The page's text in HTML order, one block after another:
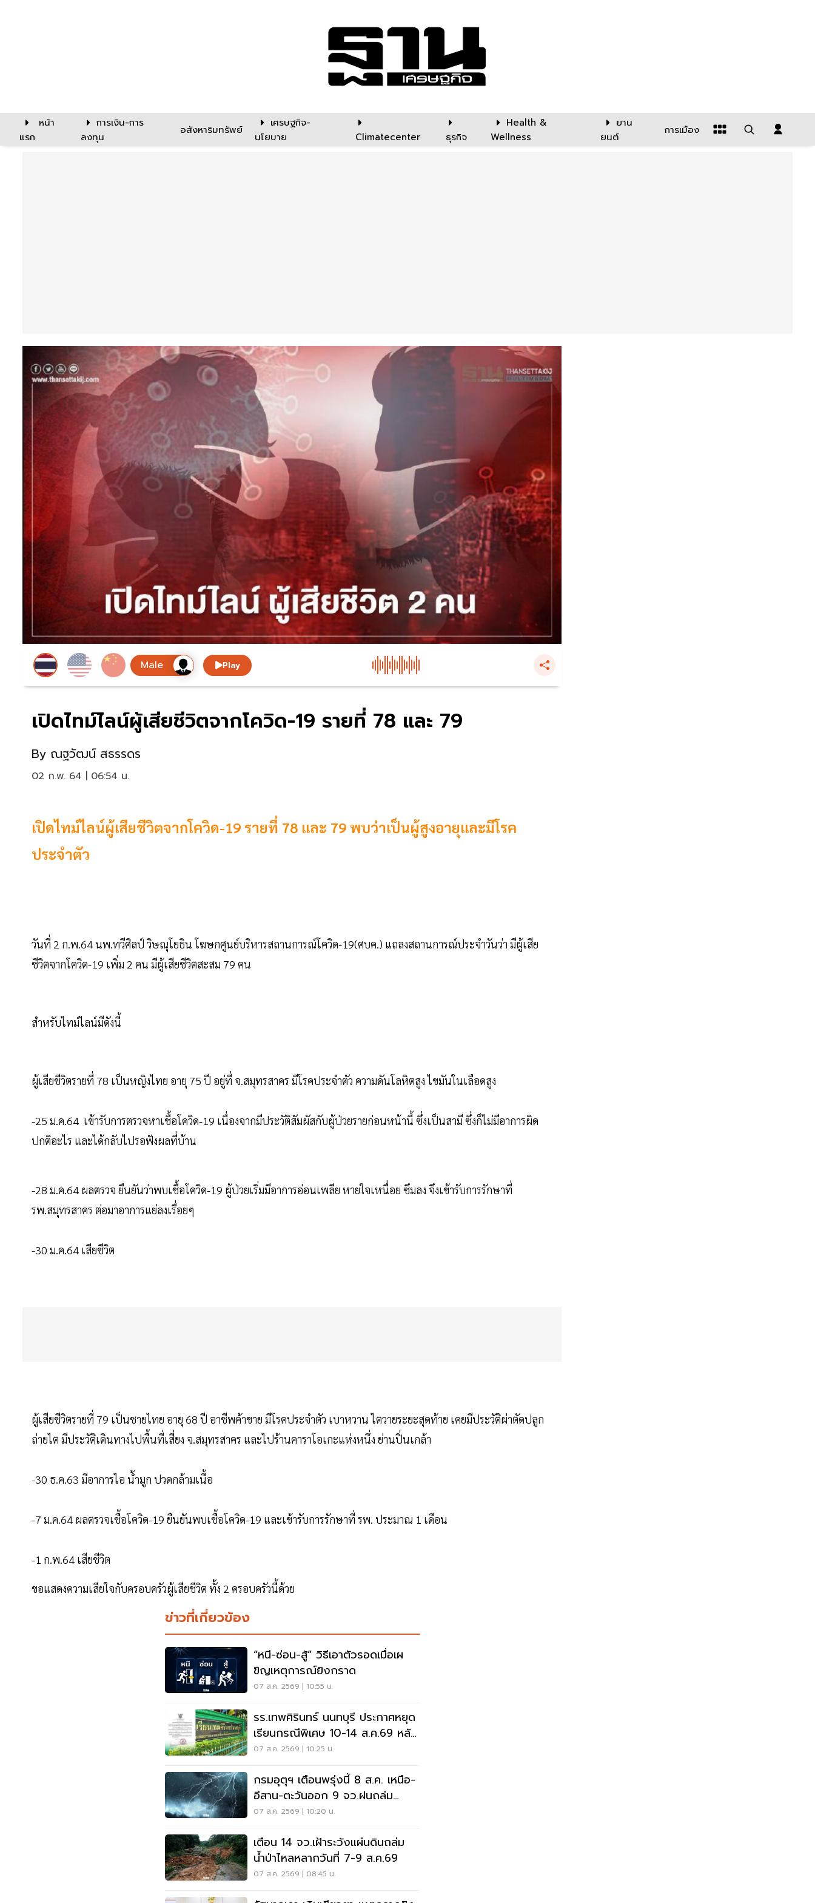
หน้า
แรก
การเงิน-การ
ลงทุน
อสังหาริมทรัพย์
เศรษฐกิจ-
นโยบาย
Climatecenter ธุรกิจ
Health &
Wellness
ยาน
ยนต์
การเมือง
Play
เปิดไทม์ไลน์ผู้เสียชีวิตจากโควิด-19 รายที่ 78 และ 79
By ณฐวัฒน์ สธรรดร
02 ก.พ. 64 | 06:54 น.
เปิดไทม์ไลน์ผู้เสียชีวิตจากโควิด-19 รายที่ 78 และ 79 พบว่าเป็นผู้สูงอายุและมีโรค
ประจำตัว
วันที่ 2 ก.พ.64 นพ.ทวีศิลป์ วิษณุโยธิน โฆษกศูนย์บริหารสถานการณ์โควิด-19(ศบค.) แถลงสถานการณ์ประจำวันว่า มีผู้เสีย
ชีวิตจากโควิด-19 เพิ่ม 2 คน มีผู้เสียชีวิตสะสม 79 คน
สำหรับไทม์ไลน์มีดังนี้
ผู้เสียชีวิตรายที่ 78 เป็นหญิงไทย อายุ 75 ปี อยู่ที่ จ.สมุทรสาคร มีโรคประจำตัว ความดันโลหิตสูง ไขมันในเลือดสูง
-25 ม.ค.64 เข้ารับการตรวจหาเชื้อโควิด-19 เนื่องจากมีประวัติสัมผัสกับผู้ป่วยรายก่อนหน้านี้ ซึ่งเป็นสามี ซึ่งก็ไม่มีอาการผิด
ปกติอะไร และได้กลับไปรอฟังผลที่บ้าน
-28 ม.ค.64 ผลตรวจ ยืนยันว่าพบเชื้อโควิด-19 ผู้ป่วยเริ่มมีอาการอ่อนเพลีย หายใจเหนื่อย ซึมลง จึงเข้ารับการรักษาที่
รพ.สมุทรสาคร ต่อมาอาการแย่ลงเรื่อยๆ
-30 ม.ค.64 เสียชีวิต
ผู้เสียชีวิตรายที่ 79 เป็นชายไทย อายุ 68 ปี อาชีพค้าขาย มีโรคประจำตัว เบาหวาน ไตวายระยะสุดท้าย เคยมีประวัติผ่าตัดปลูก
ถ่ายไต มีประวัติเดินทางไปพื้นที่เสี่ยง จ.สมุทรสาคร และไปร้านคาราโอเกะแห่งหนึ่ง ย่านปิ่นเกล้า
-30 ธ.ค.63 มีอาการไอ น้ำมูก ปวดกล้ามเนื้อ
-7 ม.ค.64 ผลตรวจเชื้อโควิด-19 ยืนยันพบเชื้อโควิด-19 และเข้ารับการรักษาที่ รพ. ประมาณ 1 เดือน
-1 ก.พ.64 เสียชีวิต
ขอแสดงความเสียใจกับครอบครัวผู้เสียชีวิต ทั้ง 2 ครอบครัวนี้ด้วย
ข่าวที่เกี่ยวข้อง
“หนี-ซ่อน-สู้” วิธีเอาตัวรอดเมื่อเผ
ขิญเหตุการณ์ยิงกราด
07 ส.ค. 2569 | 10:55 น.
รร.เทพศิรินทร์ นนทบุรี ประกาศหยุด
เรียนกรณีพิเศษ 10-14 ส.ค.69 หลัง
เหตุกราดยิง
07 ส.ค. 2569 | 10:25 น.
กรมอุตุฯ เตือนพรุ่งนี้ 8 ส.ค. เหนือ-
อีสาน-ตะวันออก 9 จว.ฝนถล่ม
ระวังน้ำท่วมฉับพลัน
07 ส.ค. 2569 | 10:20 น.
เตือน 14 จว.เฝ้าระวังแผ่นดินถล่ม
น้ำป่าไหลหลากวันที่ 7-9 ส.ค.69
07 ส.ค. 2569 | 08:45 น.